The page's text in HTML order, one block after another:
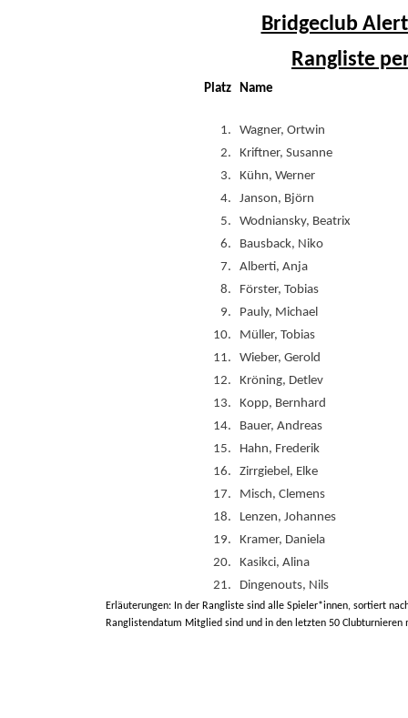
Bridgeclub
Rangliste
Platz Name
1.
Wagner, Ortwin
2.
Kriftner, Susanne
3.
Kühn, Werner
4.
Janson, Björn
5.
Wodniansky, Beatrix
6.
Bausback, Niko
7.
Alberti, Anja
8.
Förster, Tobias
9.
Pauly, Michael
10.
Müller, Tobias
11.
Wieber, Gerold
12.
Kröning, Detlev
13.
Kopp, Bernhard
14.
Bauer, Andreas
15.
Hahn, Frederik
16.
Zirrgiebel, Elke
17.
Misch, Clemens
18.
Lenzen, Johannes
19.
Kramer, Daniela
20.
Kasikci, Alina
21.
Dingenouts, Nils
Erläuterungen: In der Rangliste sind alle Spieler*innen, sortiert
Ranglistendatum Mitglied sind und in den letzten 50 Clubturnieren